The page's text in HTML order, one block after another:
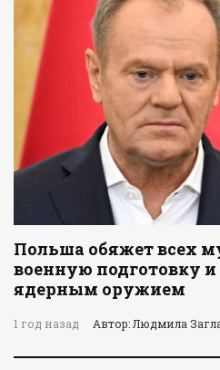
Польша обяжет всех
военную подготовку и
ядерным оружием
1 год назад Автор: Людмила